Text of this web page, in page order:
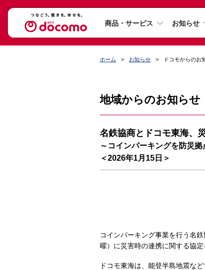
商品・サービス お知らせ
ホーム お知らせ ドコモからのお
地域からのお知らせ
名鉄協商とドコモ東海、
～コインパーキングを防災拠
＜2026年1月15日＞
コインパーキング事業を行う名
曜）に災害時の連携に関する協定
ドコモ東海は、能登半島地震な